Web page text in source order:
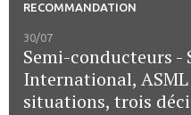
RECOMMANDATION
30/07
Semi-conducteurs -
International,
situations, trois